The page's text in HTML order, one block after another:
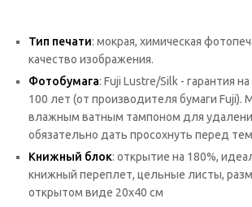
Тип печати: мокрая, химическая
качество изображения.
Фотобумага: Fuji Lustre/Silk - гарантия
100 лет (от производителя бумаги Fuji).
влажным ватным тампоном для
обязательно дать просохнуть перед
Книжный блок: открытие на 180%,
книжный переплет, цельные листы,
открытом виде 20х40 см